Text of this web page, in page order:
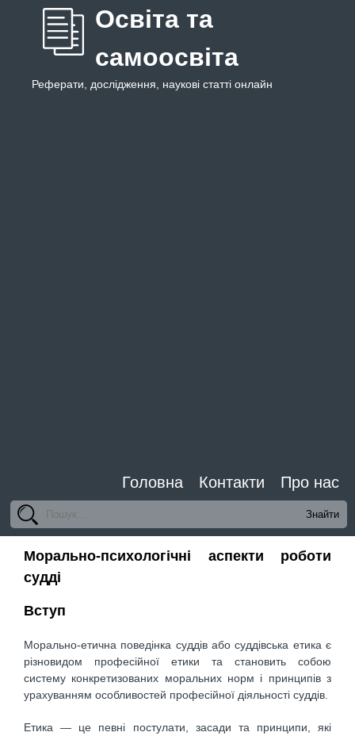
Освіта та
самоосвіта
Реферати, дослідження, наукові статті онлайн
Головна Контакти Про нас
Морально-психологічні аспекти роботи
судді
Вступ
Морально-етична поведінка суддів або суддівська етика є
різновидом професійної етики та становить собою
систему конкретизованих моральних норм і принципів з
урахуванням особливостей професійної діяльності суддів.
Етика — це певні постулати, засади та принципи, які